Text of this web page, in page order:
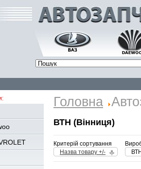
Головна
ВТН (Вінниця)
Критерій сортування
Назва товару +/-